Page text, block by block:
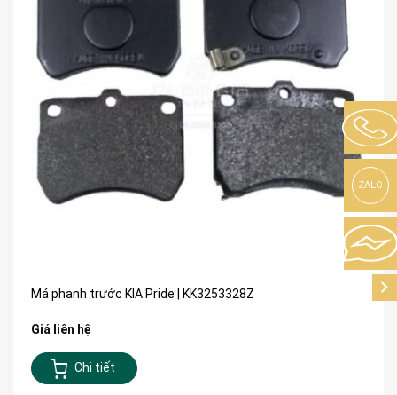
Má phanh trước KIA Pride | KK3253328Z
Giá liên hệ
Chi tiết
ZALO